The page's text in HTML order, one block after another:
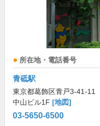
所在地・電話番号
青砥駅
東京都葛飾区青戸3-41-11
中山ビル1F [地図]
03-5650-6500